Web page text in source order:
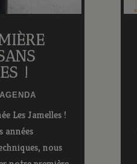
!
AGENDA
Les Jamelles !
années
nous